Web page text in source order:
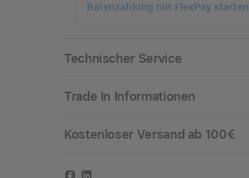
Ratenzahlung mit FlexPay starten
Technischer Service
Trade In Informationen
Kostenloser Versand ab 100€